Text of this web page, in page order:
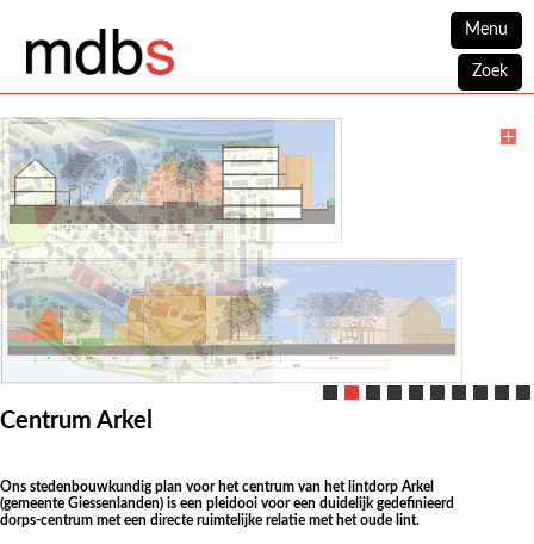
Menu
Zoek
Centrum Arkel
Ons stedenbouwkundig plan voor het centrum van het lintdorp Arkel
(gemeente Giessenlanden) is een pleidooi voor een duidelijk gedefinieerd
dorps-centrum met een directe ruimtelijke relatie met het oude lint.